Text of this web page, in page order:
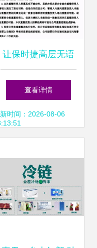
让保时捷高层无语
的皮尺品牌要复活
这次，还有人敢买
查看详情
时间：2026-08-06